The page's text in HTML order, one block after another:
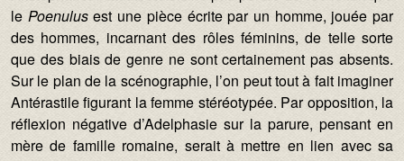
le Poenulusest une pièce écrite par un homme, jouée par
des hommes, incarnant des rôles féminins, de telle sorte
que des biais de genre ne sont certainement pas absents.
Sur le plan de la scénographie, l’on peut tout à fait imaginer
Antérastile figurant la femme stéréotypée. Par opposition, la
réflexion négative d’Adelphasie sur la parure, pensant en
mère de famille romaine, serait à mettre en lien avec sa